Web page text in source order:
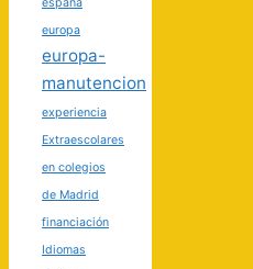
españa
europa
europa-
manutencion
experiencia
Extraescolares
en colegios
de Madrid
financiación
Idiomas